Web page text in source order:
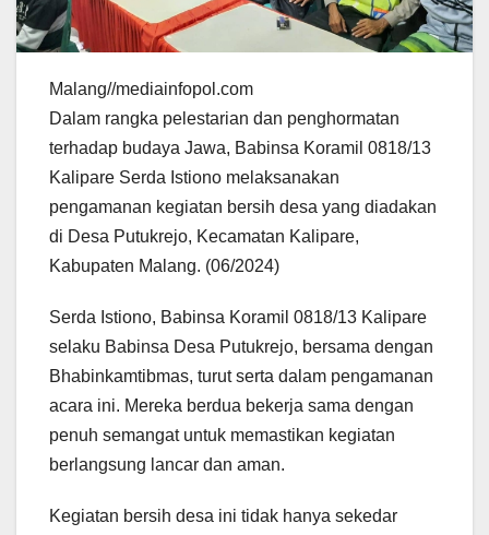
Malang//mediainfopol.com
Dalam rangka pelestarian dan penghormatan
terhadap budaya Jawa, Babinsa Koramil 0818/13
Kalipare Serda Istiono melaksanakan
pengamanan kegiatan bersih desa yang diadakan
di Desa Putukrejo, Kecamatan Kalipare,
Kabupaten Malang. (06/2024)
Serda Istiono, Babinsa Koramil 0818/13 Kalipare
selaku Babinsa Desa Putukrejo, bersama dengan
Bhabinkamtibmas, turut serta dalam pengamanan
acara ini. Mereka berdua bekerja sama dengan
penuh semangat untuk memastikan kegiatan
berlangsung lancar dan aman.
Kegiatan bersih desa ini tidak hanya sekedar